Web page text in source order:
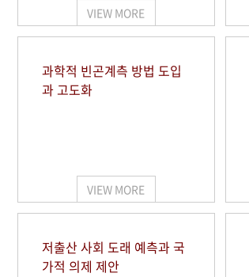
VIEW MORE
과학적 빈곤계측 방법 도입
과 고도화
VIEW MORE
저출산 사회 도래 예측과 국
가적 의제 제안